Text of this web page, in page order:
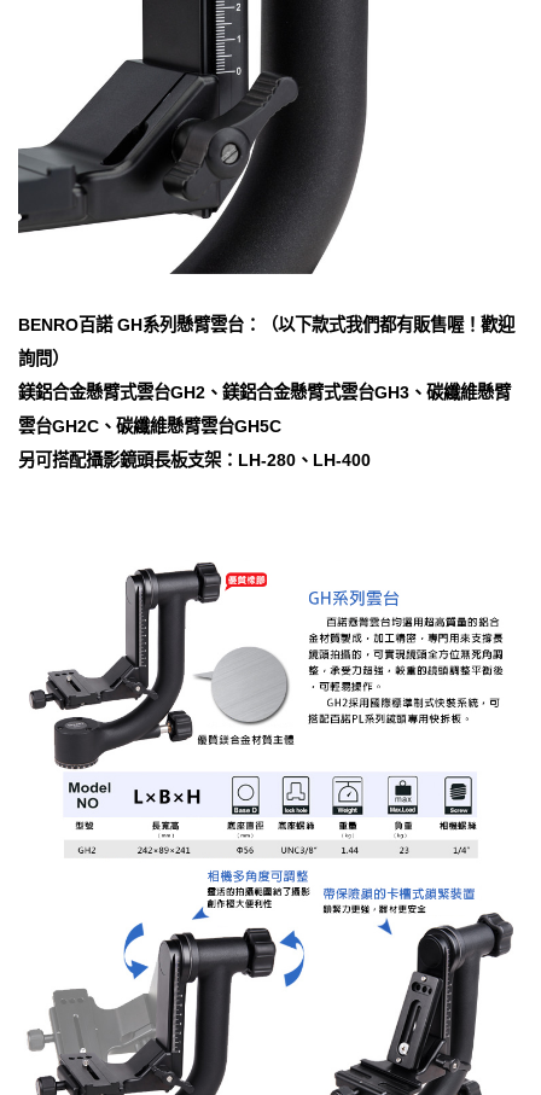
BENRO百諾 GH系列懸臂雲台：（以下款式我們都有販售喔！歡迎
詢問）
鎂鋁合金懸臂式雲台GH2、鎂鋁合金懸臂式雲台GH3、碳纖維懸臂
雲台GH2C、碳纖維懸臂雲台GH5C
另可搭配攝影鏡頭長板支架：LH-280、LH-400